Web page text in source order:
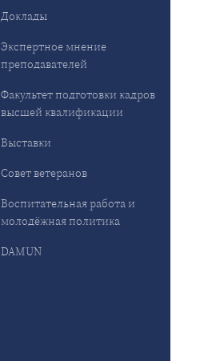
Доклады
Экспертное мнение
преподавателей
Факультет подготовки кадров
высшей квалификации
Выставки
Совет ветеранов
Воспитательная работа и
молодёжная политика
DAMUN